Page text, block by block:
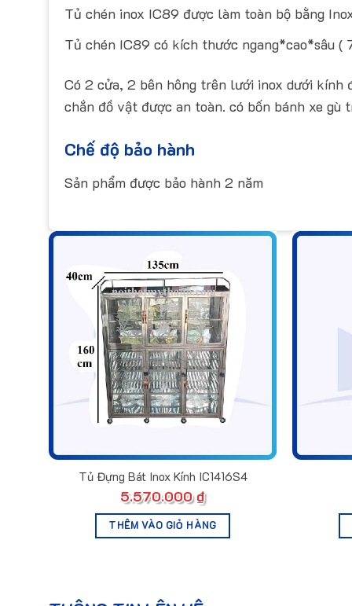
Tủ chén inox IC89 được làm toàn bộ bằng
Tủ chén IC89 có kích thước ngang*cao*sâu (
Có 2 cửa, 2 bên hông trên lưới inox dưới kính
chắn đồ vật được an toàn. có bốn bánh xe gù
Chế độ bảo hành
Sản phẩm được bảo hành 2 năm
Tủ Đựng Bát Inox Kính IC1416S4
5.570.000₫
THÊM VÀO GIỎ HÀNG